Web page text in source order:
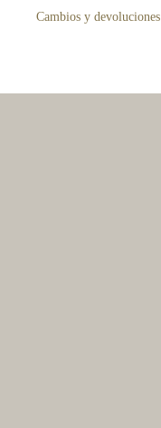
Cambios y devoluciones